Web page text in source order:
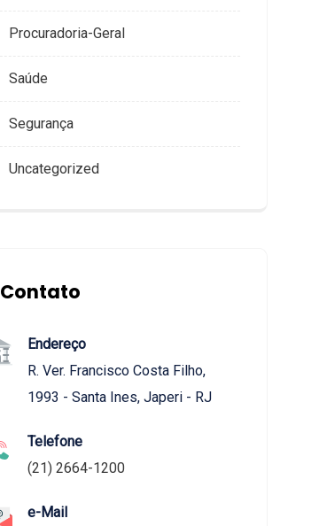
Procuradoria-Geral
Saúde
Segurança
Uncategorized
Contato
Endereço
R. Ver. Francisco Costa Filho,
1993 - Santa Ines, Japeri - RJ
Telefone
(21) 2664-1200
e-Mail